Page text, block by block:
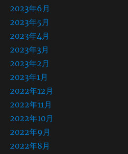
2023年6月
2023年5月
2023年4月
2023年3月
2023年2月
2023年1月
2022年12月
2022年11月
2022年10月
2022年9月
2022年8月